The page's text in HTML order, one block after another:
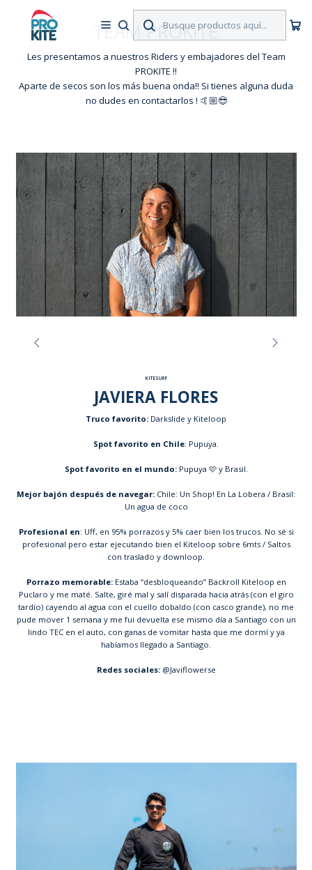
TEAM PROKITE
Les presentamos a nuestros Riders y embajadores del Team
PROKITE !!
Aparte de secos son los más buena onda!! Si tienes alguna duda
no dudes en contactarlos ! 🤙🏼😎
KITESURF
JAVIERA FLORES
Truco favorito: Darkslide y Kiteloop
Spot favorito en Chile: Pupuya.
Spot favorito en el mundo:Pupuya 🩷 y Brasil.
Mejor bajón después de navegar: Chile: Un Shop! En La Lobera / Brasil:
Un agua de coco
Profesional en: Uff, en 95% porrazos y 5% caer bien los trucos. No sé si
profesional pero estar ejecutando bien el Kiteloop sobre 6mts / Saltos
con traslado y downloop.
Porrazo memorable: Estaba “desbloqueando” Backroll Kiteloop en
Puclaro y me maté. Salte, giré mal y salí disparada hacia atrás (con el giro
tardío) cayendo al agua con el cuello dobaldo (con casco grande), no me
pude mover 1 semana y me fui devuelta ese mismo día a Santiago con un
lindo TEC en el auto, con ganas de vomitar hasta que me dormí y ya
habíamos llegado a Santiago.
Redes sociales:@Javiflowerse